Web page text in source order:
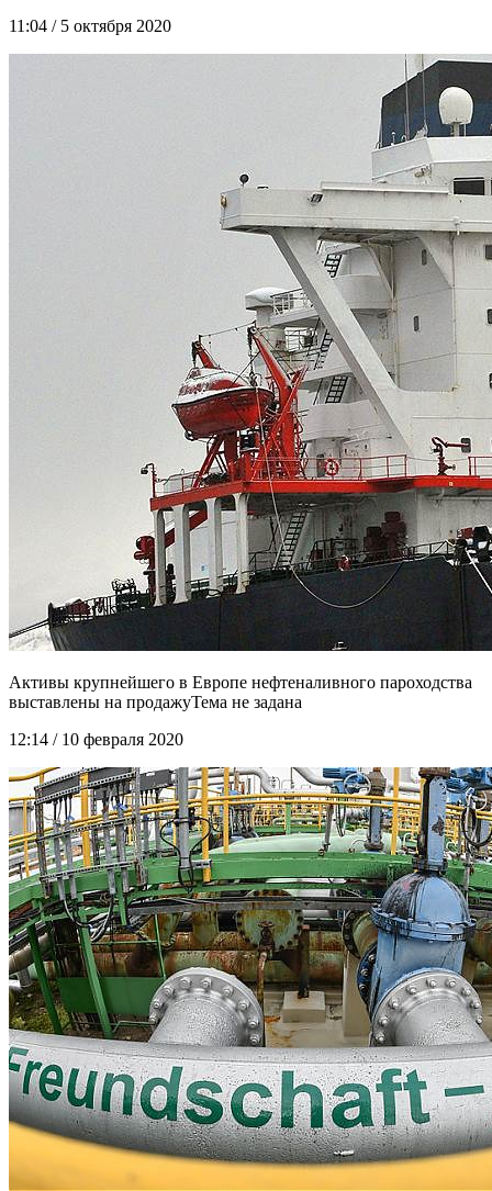
11:04 / 5 октября 2020
Активы крупнейшего в Европе нефтеналивного пароходства
выставлены на продажу
12:14 / 10 февраля 2020